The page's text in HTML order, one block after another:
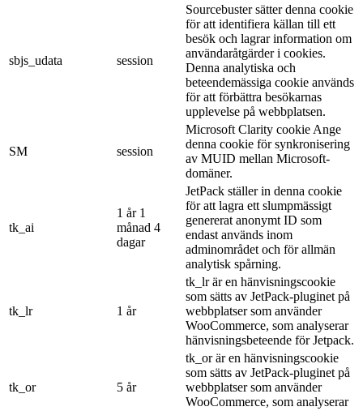
sbjs_udata session
Sourcebuster sätter denna cookie
för att identifiera källan till ett
besök och lagrar information om
användaråtgärder i cookies.
Denna analytiska och
beteendemässiga cookie används
för att förbättra besökarnas
upplevelse på webbplatsen.
SM session
Microsoft Clarity cookie Ange
denna cookie för synkronisering
av MUID mellan Microsoft-
domäner.
tk_ai
1 år 1
månad 4
dagar
JetPack ställer in denna cookie
för att lagra ett slumpmässigt
genererat anonymt ID som
endast används inom
adminområdet och för allmän
analytisk spårning.
tk_lr 1 år
tk_lr är en hänvisningscookie
som sätts av JetPack-pluginet på
webbplatser som använder
WooCommerce, som analyserar
hänvisningsbeteende för Jetpack.
tk_or 5 år
tk_or är en hänvisningscookie
som sätts av JetPack-pluginet på
webbplatser som använder
WooCommerce, som analyserar